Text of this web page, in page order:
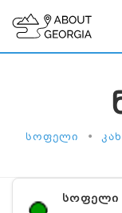
ᲡᲝᲤᲔᲚᲘ •
ᲡᲝᲤᲔᲚᲘ